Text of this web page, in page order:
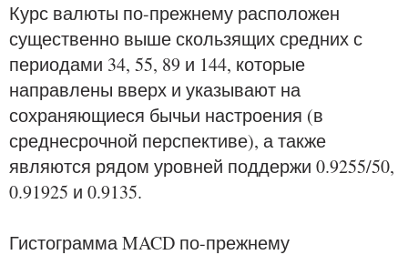
Курс валюты по-прежнему расположен
существенно выше скользящих средних с
периодами 34, 55, 89 и 144, которые
направлены вверх и указывают на
сохраняющиеся бычьи настроения (в
среднесрочной перспективе), а также
являются рядом уровней поддержи 0.9255/50,
0.91925 и 0.9135.
Гистограмма MACD по-прежнему